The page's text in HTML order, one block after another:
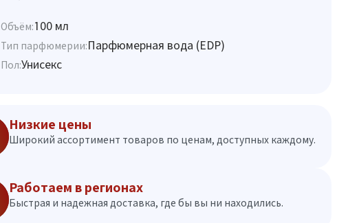
Объём:100 мл
Тип парфюмерии:Парфюмерная вода (EDP)
Пол:Унисекс
Низкие цены
Широкий ассортимент товаров по ценам, доступных каждому.
Работаем в регионах
Быстрая и надежная доставка, где бы вы ни находились.